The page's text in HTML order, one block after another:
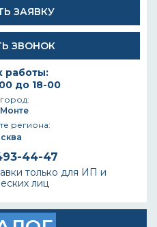
ЗАЯВКУ
ЗВОНОК
работы:
до 18-00
региона:
44-47
только для ИП и
лиц